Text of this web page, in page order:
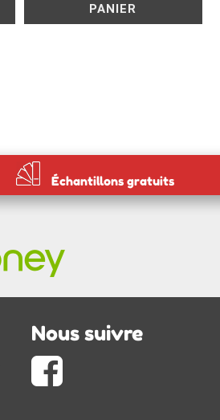
PANIER
Échantillons gratuits
Nous suivre